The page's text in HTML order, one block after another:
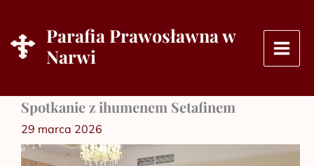
treści
Parafia Prawosławna w
Narwi
Spotkanie z ihumenem Setafinem
29 marca 2026